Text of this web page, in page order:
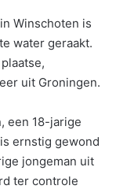
Winschoten is
water geraakt.
uit Groningen.
een 18-jarige
ernstig gewond
jongeman uit
ter controle